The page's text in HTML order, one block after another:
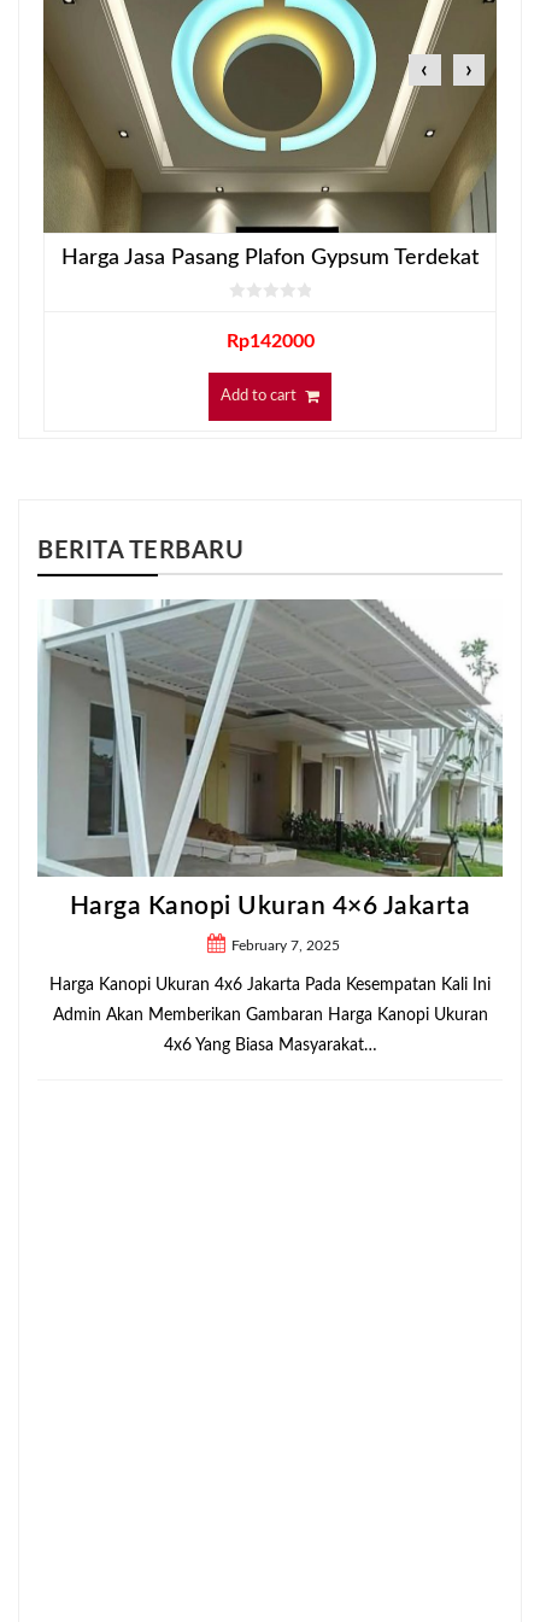
Harga Jasa Pasang Plafon Gypsum Terdekat
Rp142000
Add to cart
BERITA TERBARU
Harga Kanopi Ukuran 4×6 Jakarta
February 7, 2025
Harga Kanopi Ukuran 4x6 Jakarta Pada Kesempatan Kali Ini
Admin Akan Memberikan Gambaran Harga Kanopi Ukuran
4x6 Yang Biasa Masyarakat…
‹ ›